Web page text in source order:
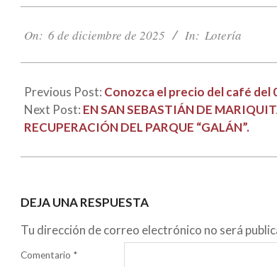
12-
On: 6 de diciembre de 2025 In: Lotería
Previous Post: Conozca el precio del café del
Next Post: EN SAN SEBASTIÁN DE
RECUPERACIÓN DEL PARQUE “GALÁN”.
DEJA UNA RESPUESTA
Tu dirección de correo electrónico no será
Comentario *